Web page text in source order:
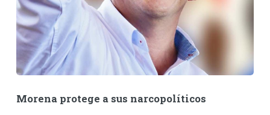
Morena protege a sus narcopolíticos